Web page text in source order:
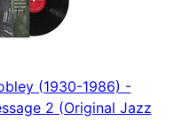
(1930-1986) -
2 (Original Jazz